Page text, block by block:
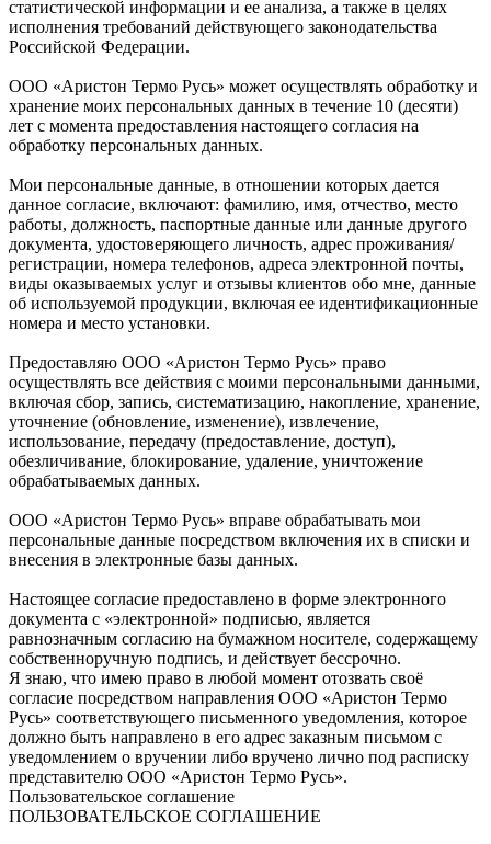
статистической информации и ее анализа, а также в целях
исполнения требований действующего законодательства
Российской Федерации.
ООО «Аристон Термо Русь» может осуществлять обработку и
хранение моих персональных данных в течение 10 (десяти)
лет с момента предоставления настоящего согласия на
обработку персональных данных.
Мои персональные данные, в отношении которых дается
данное согласие, включают: фамилию, имя, отчество, место
работы, должность, паспортные данные или данные другого
документа, удостоверяющего личность, адрес проживания/
регистрации, номера телефонов, адреса электронной почты,
виды оказываемых услуг и отзывы клиентов обо мне, данные
об используемой продукции, включая ее идентификационные
номера и место установки.
Предоставляю ООО «Аристон Термо Русь» право
осуществлять все действия с моими персональными данными,
включая сбор, запись, систематизацию, накопление, хранение,
уточнение (обновление, изменение), извлечение,
использование, передачу (предоставление, доступ),
обезличивание, блокирование, удаление, уничтожение
обрабатываемых данных.
ООО «Аристон Термо Русь» вправе обрабатывать мои
персональные данные посредством включения их в списки и
внесения в электронные базы данных.
Настоящее согласие предоставлено в форме электронного
документа с «электронной» подписью, является
равнозначным согласию на бумажном носителе, содержащему
собственноручную подпись, и действует бессрочно.
Я знаю, что имею право в любой момент отозвать своё
согласие посредством направления ООО «Аристон Термо
Русь» соответствующего письменного уведомления, которое
должно быть направлено в его адрес заказным письмом с
уведомлением о вручении либо вручено лично под расписку
представителю ООО «Аристон Термо Русь».
Пользовательское соглашение
ПОЛЬЗОВАТЕЛЬСКОЕ СОГЛАШЕНИЕ